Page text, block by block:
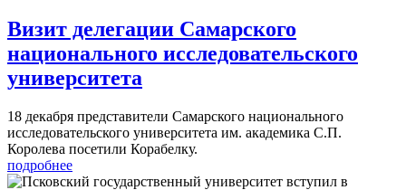
Визит делегации Самарского
национального исследовательского
университета
18 декабря представители Самарского национального
исследовательского университета им. академика С.П.
Королева посетили Корабелку.
подробнее